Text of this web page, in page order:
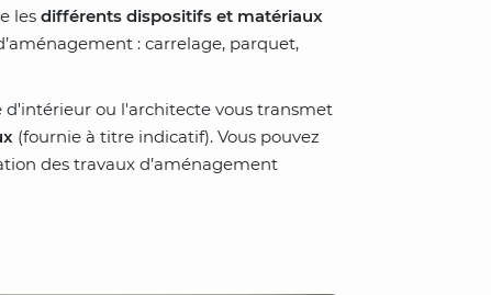
lesdifférents dispositifs et matériaux
: carrelage, parquet,
d'intérieur ou l'architecte vous transmet
(fournie à titre indicatif). Vous pouvez
des travaux d’aménagement